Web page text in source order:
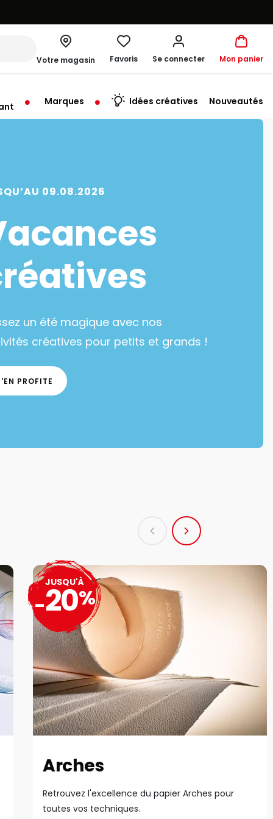
Votre magasin
à 10:00
Favoris Se connecter Mon panier
Marques Idées créatives Nouveautés
09.08.2026
un été magique avec nos
créatives pour petits et grands !
PROFITE
Arches
Retrouvez l'excellence du papier Arches pour
toutes vos techniques.
JUSQU'À
-20%